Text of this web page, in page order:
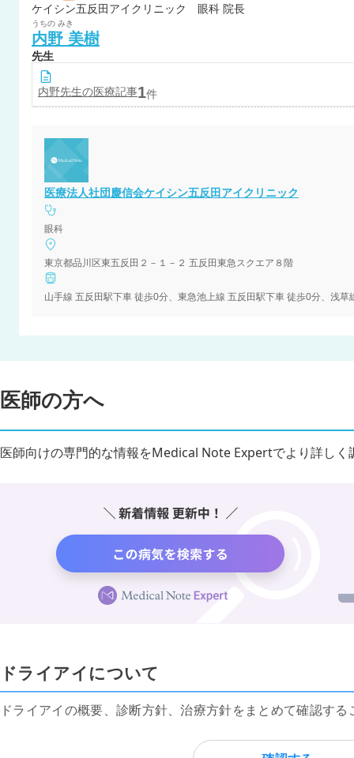
ケイシン五反田アイクリニック 眼科 院長
うちの みき
内野 美樹
先生
内野先生の医療記事1件
医療法人社団慶信会ケイシン五反田アイクリニック
眼科
東京都品川区東五反田２－１－２ 五反田東急スクエア８階
山手線 五反田駅下車 徒歩0分、東急池上線 五反田駅下車 徒歩0分、浅草
医師の方へ
医師向けの専門的な情報をMedical Note Expertでより詳しく
ドライアイについて
ドライアイの概要、診断方針、治療方針をまとめて確認す